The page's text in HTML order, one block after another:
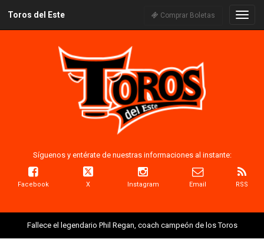
Toros del Este Comprar Boletas
Síguenos y entérate de nuestras informaciones al instante:
Facebook X Instagram Email RSS
Fallece el legendario Phil Regan, coach campeón de los Toros